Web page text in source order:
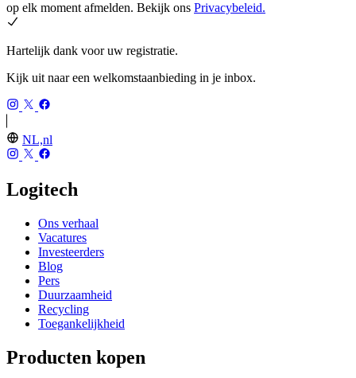
op elk moment afmelden. Bekijk ons Privacybeleid.
Hartelijk dank voor uw registratie.
Kijk uit naar een welkomstaanbieding in je inbox.
NL,nl
Logitech
Ons verhaal
Vacatures
Investeerders
Blog
Pers
Duurzaamheid
Recycling
Toegankelijkheid
Producten kopen